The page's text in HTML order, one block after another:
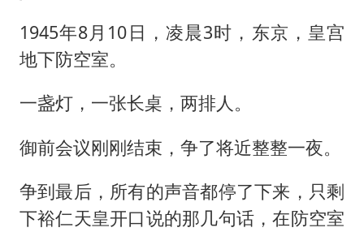
1945年8月10日，凌晨3时，东京，皇宫
地下防空室。
一盏灯，一张长桌，两排人。
御前会议刚刚结束，争了将近整整一夜。
争到最后，所有的声音都停了下来，只剩
下裕仁天皇开口说的那几句话，在防空室